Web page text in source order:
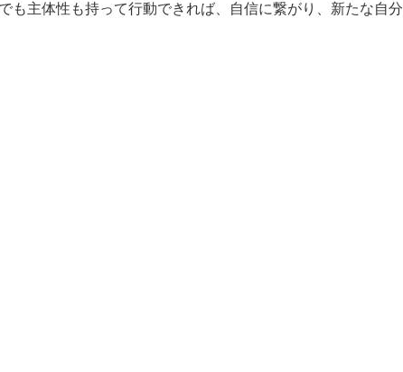
主体性も持って行動できれば、自信に繋がり、新たな自